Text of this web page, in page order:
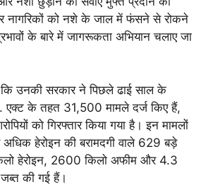
नागरिकों को नशे के जाल में फंसने से रोकने
के बारे में जागरूकता अभियान चलाए जा
कि उनकी सरकार ने पिछले ढाई साल के
एक्ट के तहत 31,500 मामले दर्ज किए हैं,
को गिरफ्तार किया गया है। इन मामलों
हेरोइन की बरामदगी वाले 629 बड़े
हेरोइन, 2600 किलो अफीम और 4.3
की गई हैं।